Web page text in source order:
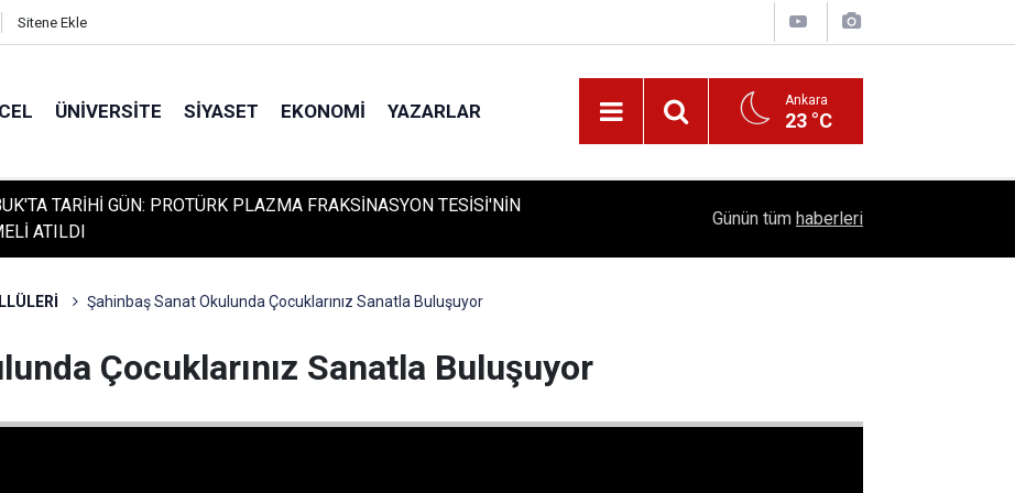
Sitene Ekle
ÜNIVERSITE SIYASET EKONOMI YAZARLAR Ankara
23 °C
TARİHİ GÜN: PROTÜRK PLAZMA FRAKSİNASYON TESİSİ'NİN
ATILDI
Belli Oldu!
Günün tüm haberleri
Şahinbaş Sanat Okulunda Çocuklarınız Sanatla Buluşuyor
Çocuklarınız Sanatla Buluşuyor